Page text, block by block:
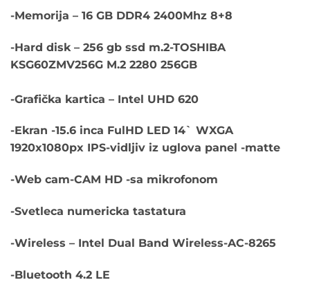
-Memorija – 16 GB DDR4 2400Mhz 8+8
-Hard disk – 256 gb ssd m.2-TOSHIBA
KSG60ZMV256G M.2 2280 256GB
-Grafička kartica – Intel UHD 620
-Ekran -15.6 inca FulHD LED 14` WXGA
1920x1080px IPS-vidljiv iz uglova panel -matte
-Web cam-CAM HD -sa mikrofonom
-Svetleca numericka tastatura
-Wireless – Intel Dual Band Wireless-AC-8265
-Bluetooth 4.2 LE